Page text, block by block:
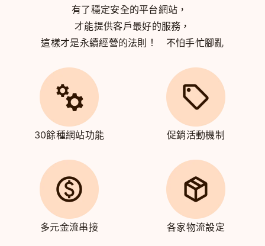
有了穩定安全的平台網站，
才能提供客戶最好的服務，
這樣才是永續經營的法則！
不怕手忙腳亂
30餘種網站功能 促銷活動機制
多元金流串接 各家物流設定